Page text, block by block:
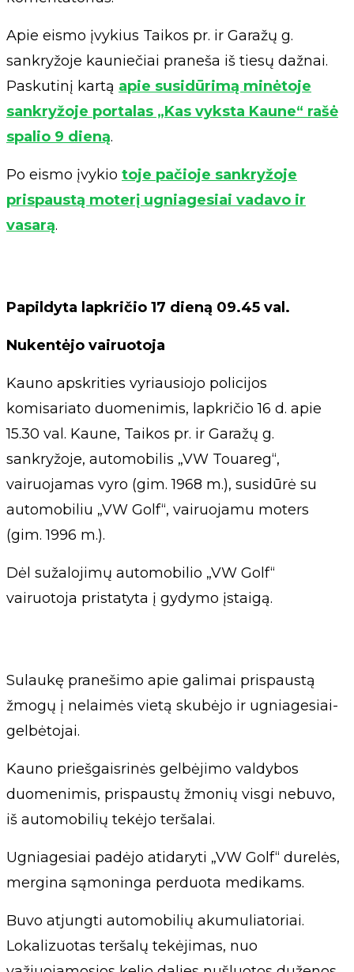
Apie eismo įvykius Taikos pr. ir Garažų g.
sankryžoje kauniečiai praneša iš tiesų dažnai.
Paskutinį kartą apie susidūrimą minėtoje
sankryžoje portalas „Kas vyksta Kaune“ rašė
spalio 9 dieną.
Po eismo įvykio toje pačioje sankryžoje
prispaustą moterį ugniagesiai vadavo ir
vasarą.
Papildyta lapkričio 17 dieną 09.45 val.
Nukentėjo vairuotoja
Kauno apskrities vyriausiojo policijos
komisariato duomenimis, lapkričio 16 d. apie
15.30 val. Kaune, Taikos pr. ir Garažų g.
sankryžoje, automobilis „VW Touareg“,
vairuojamas vyro (gim. 1968 m.), susidūrė su
automobiliu „VW Golf“, vairuojamu moters
(gim. 1996 m.).
Dėl sužalojimų automobilio „VW Golf“
vairuotoja pristatyta į gydymo įstaigą.
Sulaukę pranešimo apie galimai prispaustą
žmogų į nelaimės vietą skubėjo ir ugniagesiai-
gelbėtojai.
Kauno priešgaisrinės gelbėjimo valdybos
duomenimis, prispaustų žmonių visgi nebuvo,
iš automobilių tekėjo teršalai.
Ugniagesiai padėjo atidaryti „VW Golf“ durelės,
mergina sąmoninga perduota medikams.
Buvo atjungti automobilių akumuliatoriai.
Lokalizuotas teršalų tekėjimas, nuo